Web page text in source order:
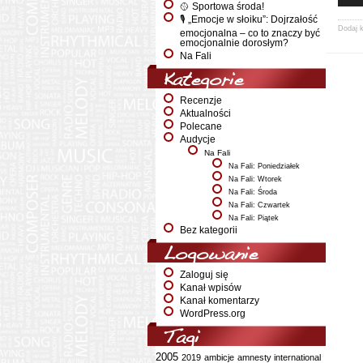
🥎 Sportowa środa!
🎙️ „Emocje w słoiku”: Dojrzałość
emocjonalna – co to znaczy być
emocjonalnie dorosłym?
Na Fali
Kategorie
Recenzje
Aktualności
Polecane
Audycje
Na Fali
Na Fali: Poniedziałek
Na Fali: Wtorek
Na Fali: Środa
Na Fali: Czwartek
Na Fali: Piątek
Bez kategorii
Logowanie
Zaloguj się
Kanał wpisów
Kanał komentarzy
WordPress.org
Tagi
2005 2019 ambicje amnesty international
Dodaj